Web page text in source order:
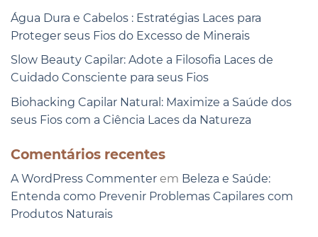
Água Dura e Cabelos : Estratégias Laces para
Proteger seus Fios do Excesso de Minerais
Slow Beauty Capilar: Adote a Filosofia Laces de
Cuidado Consciente para seus Fios
Biohacking Capilar Natural: Maximize a Saúde dos
seus Fios com a Ciência Laces da Natureza
Comentários recentes
A WordPress Commenter em Beleza e Saúde:
Entenda como Prevenir Problemas Capilares com
Produtos Naturais